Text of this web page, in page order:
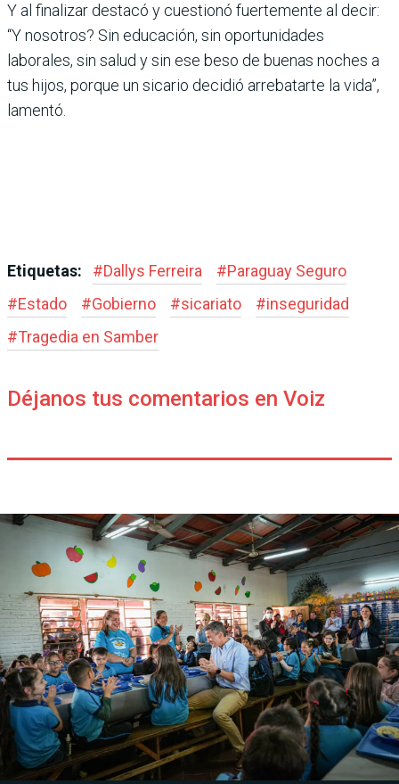
Y al finalizar destacó y cuestionó fuertemente al decir:
“Y nosotros? Sin educación, sin oportunidades
laborales, sin salud y sin ese beso de buenas noches a
tus hijos, porque un sicario decidió arrebatarte la vida”,
lamentó.
Etiquetas: #Dallys Ferreira #Paraguay Seguro
#Estado #Gobierno #sicariato #inseguridad
#Tragedia en Samber
Déjanos tus comentarios en Voiz